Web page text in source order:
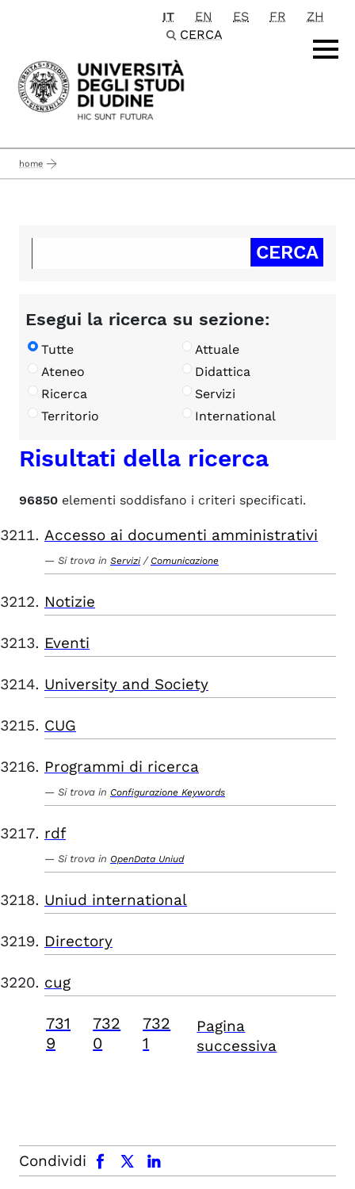
Passa al contenuto principale
IT EN ES FR
ZH
CERCA
home
Esegui la ricerca su sezione:
Tutte
Attuale
Ateneo
Didattica
Ricerca
Servizi
Territorio
International
Risultati della ricerca
96850 elementi soddisfano i criteri specificati.
Accesso ai documenti amministrativi
Si trova in Servizi / Comunicazione
Notizie
Eventi
University and Society
CUG
Programmi di ricerca
Si trova in Configurazione Keywords
rdf
Si trova in OpenData Uniud
Uniud international
Directory
cug
731
9
732
0
732
1
Pagina
successiva
Condividi
facebook x.com linkedin